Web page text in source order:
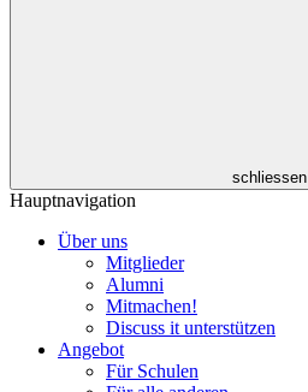
schliessen
Hauptnavigation
Über uns
Mitglieder
Alumni
Mitmachen!
Discuss it unterstützen
Angebot
Für Schulen